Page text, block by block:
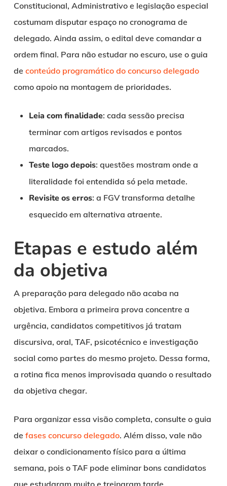
Constitucional, Administrativo e legislação especial
costumam disputar espaço no cronograma de
delegado. Ainda assim, o edital deve comandar a
ordem final. Para não estudar no escuro, use o guia
de conteúdo programático do concurso delegado
como apoio na montagem de prioridades.
Leia com finalidade: cada sessão precisa
terminar com artigos revisados e pontos
marcados.
Teste logo depois: questões mostram onde a
literalidade foi entendida só pela metade.
Revisite os erros: a FGV transforma detalhe
esquecido em alternativa atraente.
Etapas e estudo além
da objetiva
A preparação para delegado não acaba na
objetiva. Embora a primeira prova concentre a
urgência, candidatos competitivos já tratam
discursiva, oral, TAF, psicotécnico e investigação
social como partes do mesmo projeto. Dessa forma,
a rotina fica menos improvisada quando o resultado
da objetiva chegar.
Para organizar essa visão completa, consulte o guia
de fases concurso delegado. Além disso, vale não
deixar o condicionamento físico para a última
semana, pois o TAF pode eliminar bons candidatos